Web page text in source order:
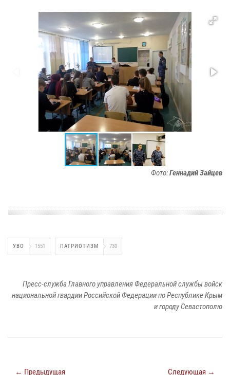
Фото:Геннадий Зайцев
УВО 1551 ПАТРИОТИЗМ 730
Пресс-служба Главного управления Федеральной службы войск
национальной гвардии Российской Федерации по Республике Крым
и городу Севастополю
← Предыдущая Следующая →